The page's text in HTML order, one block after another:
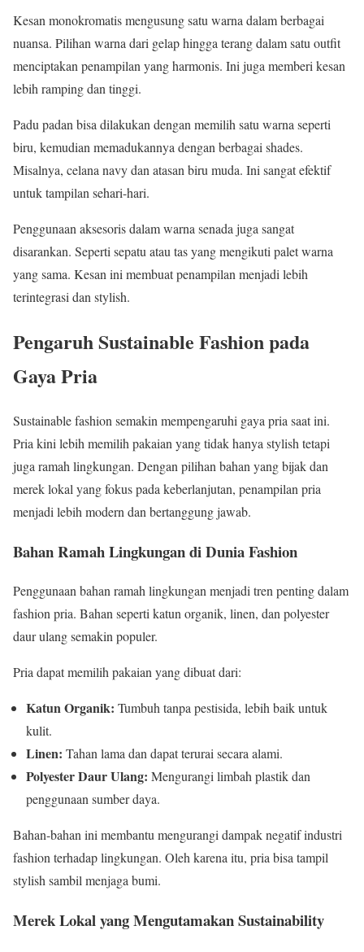
Kesan monokromatis mengusung satu warna dalam berbagai
nuansa. Pilihan warna dari gelap hingga terang dalam satu outfit
menciptakan penampilan yang harmonis. Ini juga memberi kesan
lebih ramping dan tinggi.
Padu padan bisa dilakukan dengan memilih satu warna seperti
biru, kemudian memadukannya dengan berbagai shades.
Misalnya, celana navy dan atasan biru muda. Ini sangat efektif
untuk tampilan sehari-hari.
Penggunaan aksesoris dalam warna senada juga sangat
disarankan. Seperti sepatu atau tas yang mengikuti palet warna
yang sama. Kesan ini membuat penampilan menjadi lebih
terintegrasi dan stylish.
Pengaruh Sustainable Fashion pada
Gaya Pria
Sustainable fashion semakin mempengaruhi gaya pria saat ini.
Pria kini lebih memilih pakaian yang tidak hanya stylish tetapi
juga ramah lingkungan. Dengan pilihan bahan yang bijak dan
merek lokal yang fokus pada keberlanjutan, penampilan pria
menjadi lebih modern dan bertanggung jawab.
Bahan Ramah Lingkungan di Dunia Fashion
Penggunaan bahan ramah lingkungan menjadi tren penting dalam
fashion pria. Bahan seperti katun organik, linen, dan polyester
daur ulang semakin populer.
Pria dapat memilih pakaian yang dibuat dari:
Katun Organik: Tumbuh tanpa pestisida, lebih baik untuk
kulit.
Linen: Tahan lama dan dapat terurai secara alami.
Polyester Daur Ulang: Mengurangi limbah plastik dan
penggunaan sumber daya.
Bahan-bahan ini membantu mengurangi dampak negatif industri
fashion terhadap lingkungan. Oleh karena itu, pria bisa tampil
stylish sambil menjaga bumi.
Merek Lokal yang Mengutamakan Sustainability